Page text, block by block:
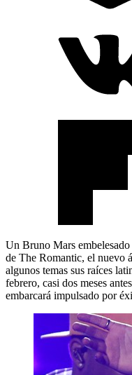
Un Bruno Mars
de The Romantic, el nuevo
algunos temas sus raíces
febrero, casi dos meses
embarcará impulsado por